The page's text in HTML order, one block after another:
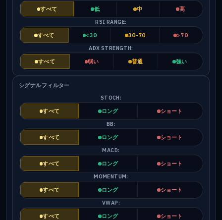
すべて
低 中
高
RSI RANGE:
すべて
<30 30-70
>70
ADX STRENGTH:
すべて
弱い 普通 強い
シグナルフィルター
STOCH:
すべて
ロング
ショート
BB:
すべて
ロング
ショート
MACD:
すべて
ロング
ショート
MOMENTUM:
すべて
ロング
ショート
VWAP:
すべて
ロング
ショート